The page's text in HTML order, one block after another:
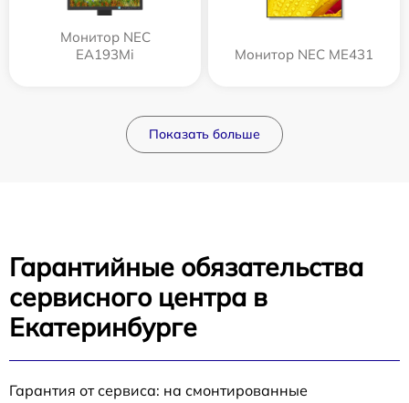
Монитор NEC
EA193Mi
Монитор NEC ME431
Показать больше
Гарантийные обязательства
сервисного центра в
Екатеринбурге
Гарантия от сервиса: на смонтированные